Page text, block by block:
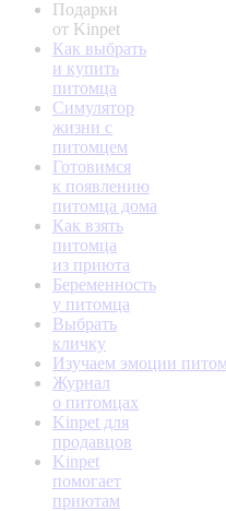
Подарки
от Kinpet
Как выбрать
и купить
питомца
Симулятор
жизни с
питомцем
Готовимся
к появлению
питомца дома
Как взять
питомца
из приюта
Беременность
у питомца
Выбрать
кличку
Изучаем эмоции
Журнал
о питомцах
Kinpet для
продавцов
Kinpet
помогает
приютам